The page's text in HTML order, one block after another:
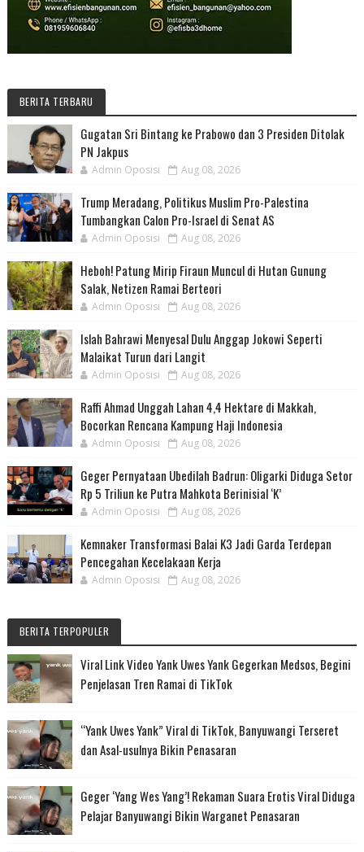
BERITA TERBARU
Gugatan Sri Bintang ke Prabowo dan 3 Presiden Ditolak
PN Jakpus
Admin Oposisi Aug 08, 2026
Trump Meradang, Politikus Muslim Pro-Palestina
Tumbangkan Calon Pro-Israel di Senat AS
Admin Oposisi Aug 08, 2026
Heboh! Patung Mirip Firaun Muncul di Hutan Gunung
Salak, Netizen Ramai Berteori
Admin Oposisi Aug 08, 2026
Islah Bahrawi Menyesal Dulu Anggap Jokowi Seperti
Malaikat Turun dari Langit
Admin Oposisi Aug 08, 2026
Raffi Ahmad Unggah Lahan 4,4 Hektare di Makkah,
Bocorkan Rencana Kampung Haji Indonesia
Admin Oposisi Aug 08, 2026
Geger Pernyataan Ubedilah Badrun: Oligarki Diduga Setor
Rp 5 Triliun ke Putra Mahkota Berinisial ‘K’
Admin Oposisi Aug 08, 2026
Kemnaker Transformasi Balai K3 Jadi Garda Terdepan
Pencegahan Kecelakaan Kerja
Admin Oposisi Aug 08, 2026
BERITA TERPOPULER
Viral Link Video Yank Uwes Yank Gegerkan Medsos, Begini
Penjelasan Tren Ramai di TikTok
“Yank Uwes Yank” Viral di TikTok, Banyuwangi Terseret
dan Asal-usulnya Bikin Penasaran
Geger ‘Yang Wes Yang’! Rekaman Suara Erotis Viral Diduga
Pelajar Banyuwangi Bikin Warganet Penasaran